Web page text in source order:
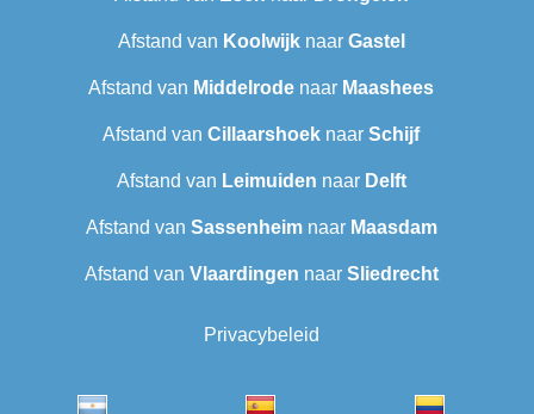
Afstand van Koolwijknaar Gastel
Afstand van Middelrode naar Maashees
Afstand van Cillaarshoek naar Schijf
Afstand van Leimuiden naar Delft
Afstand van Sassenheimnaar Maasdam
Afstand van Vlaardingen naar Sliedrecht
Privacybeleid